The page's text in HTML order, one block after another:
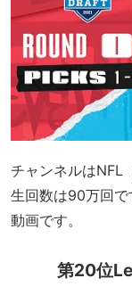
チャンネルはNFL
生回数は90万回で
動画です。
第20位